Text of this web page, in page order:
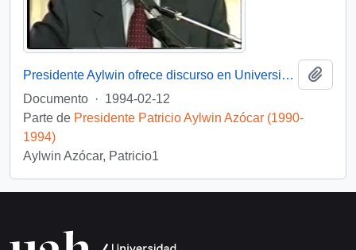
Presidente Aylwin ofrece discurso en Universidad de Concepción: video
Documento · 1994-02-12
Parte de Presidente Patricio Aylwin Azócar (1990-
1994)
Aylwin Azócar, Patricio1